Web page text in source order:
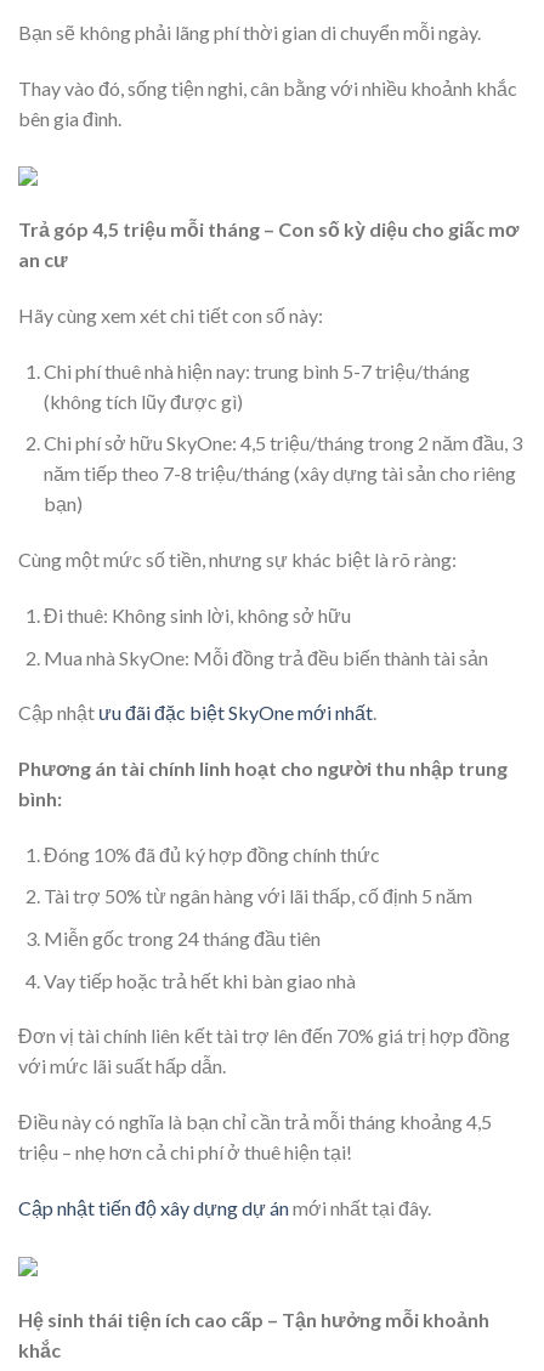
Bạn sẽ không phải lãng phí thời gian di chuyển mỗi ngày.
Thay vào đó, sống tiện nghi, cân bằng với nhiều khoảnh khắc
bên gia đình.
Trả góp 4,5 triệu mỗi tháng – Con số kỳ diệu cho giấc mơ
an cư
Hãy cùng xem xét chi tiết con số này:
Chi phí thuê nhà hiện nay: trung bình 5-7 triệu/tháng
(không tích lũy được gì)
Chi phí sở hữu SkyOne: 4,5 triệu/tháng trong 2 năm đầu, 3
năm tiếp theo 7-8 triệu/tháng (xây dựng tài sản cho riêng
bạn)
Cùng một mức số tiền, nhưng sự khác biệt là rõ ràng:
Đi thuê: Không sinh lời, không sở hữu
Mua nhà SkyOne: Mỗi đồng trả đều biến thành tài sản
Cập nhật ưu đãi đặc biệt SkyOne mới nhất.
Phương án tài chính linh hoạt cho người thu nhập trung
bình:
Đóng 10% đã đủ ký hợp đồng chính thức
Tài trợ 50% từ ngân hàng với lãi thấp, cố định 5 năm
Miễn gốc trong 24 tháng đầu tiên
Vay tiếp hoặc trả hết khi bàn giao nhà
Đơn vị tài chính liên kết tài trợ lên đến 70% giá trị hợp đồng
với mức lãi suất hấp dẫn.
Điều này có nghĩa là bạn chỉ cần trả mỗi tháng khoảng 4,5
triệu – nhẹ hơn cả chi phí ở thuê hiện tại!
Cập nhật tiến độ xây dựng dự ánmới nhất tại đây.
Hệ sinh thái tiện ích cao cấp – Tận hưởng mỗi khoảnh
khắc